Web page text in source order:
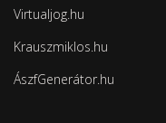
Virtualjog.hu
Krauszmiklos.hu
ÁszfGenerátor.hu